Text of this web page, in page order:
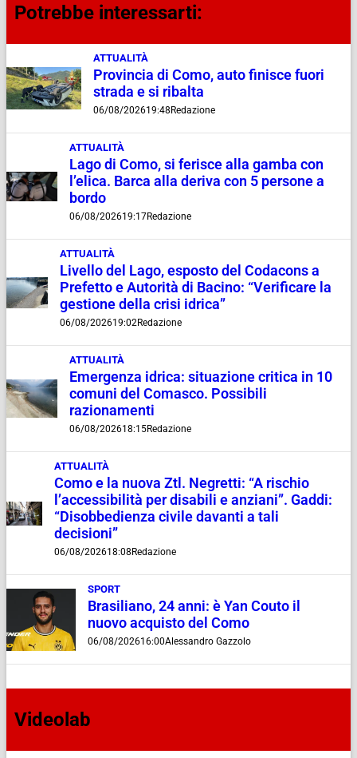
Potrebbe interessarti:
ATTUALITÀ
Provincia di Como, auto finisce fuori
strada e si ribalta
06/08/202619:48 Redazione
ATTUALITÀ
Lago di Como, si ferisce alla gamba con
l’elica. Barca alla deriva con 5 persone a
bordo
06/08/202619:17Redazione
ATTUALITÀ
Livello del Lago, esposto del Codacons a
Prefetto e Autorità di Bacino: “Verificare la
gestione della crisi idrica”
06/08/202619:02Redazione
ATTUALITÀ
Emergenza idrica: situazione critica in 10
comuni del Comasco. Possibili
razionamenti
06/08/202618:15Redazione
ATTUALITÀ
Como e la nuova Ztl. Negretti: “A rischio
l’accessibilità per disabili e anziani”. Gaddi:
“Disobbedienza civile davanti a tali
decisioni”
06/08/202618:08 Redazione
SPORT
Brasiliano, 24 anni: è Yan Couto il
nuovo acquisto del Como
06/08/202616:00Alessandro Gazzolo
Videolab